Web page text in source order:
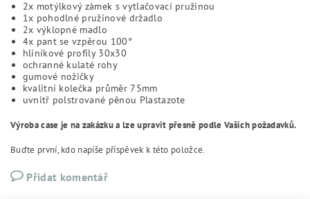
2x motýlkový zámek s vytlačovací pružinou
1x pohodlné pružinové držadlo
2x výklopné madlo
4x pant se vzpěrou 100°
hliníkové profily 30x30
ochranné kulaté rohy
gumové nožičky
kvalitní kolečka průměr 75mm
uvnitř polstrované pěnou Plastazote
Výroba case je na zakázku a lze upravit přesně podle Vašich požadavků.
Buďte první, kdo napíše příspěvek k této položce.
Přidat komentář